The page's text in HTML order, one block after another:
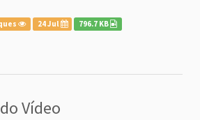
24 Jul 796.7 KB
Vídeo